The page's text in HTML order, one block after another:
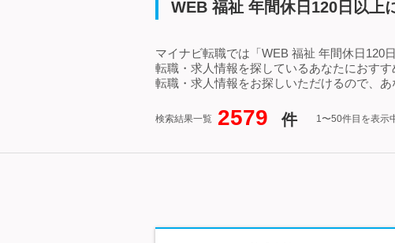
WEB 福祉 年間休日120日以上
マイナビ転職では「WEB 福祉 年間休日120
転職・求人情報を探しているあなたにおす
転職・求人情報をお探しいただけるので、
検索結果一覧 2579 件 1〜50件目を表示